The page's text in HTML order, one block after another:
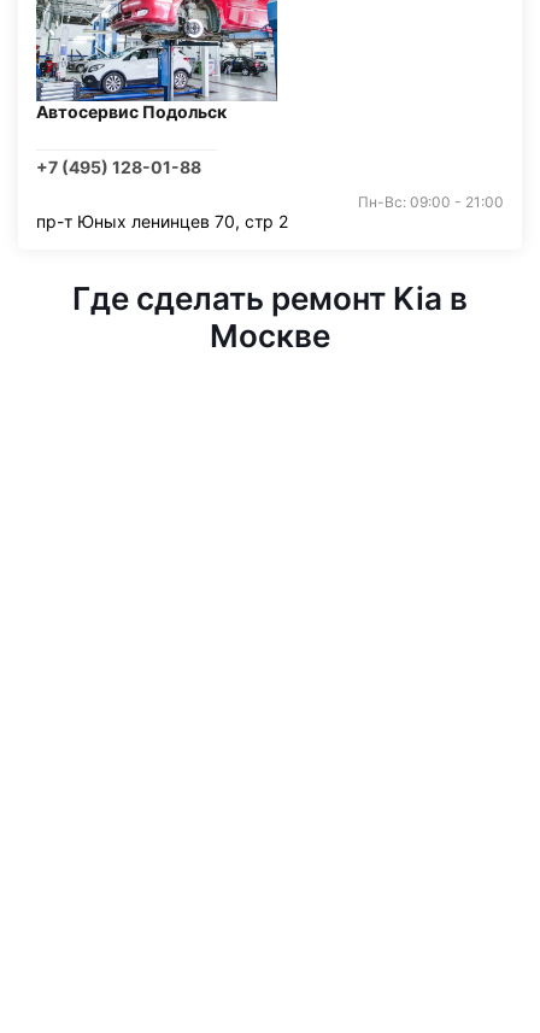
Автосервис Подольск
+7 (495) 128-01-88
Пн-Вс: 09:00 - 21:00
пр-т Юных ленинцев 70, стр 2
Где сделать ремонт Kia в
Москве